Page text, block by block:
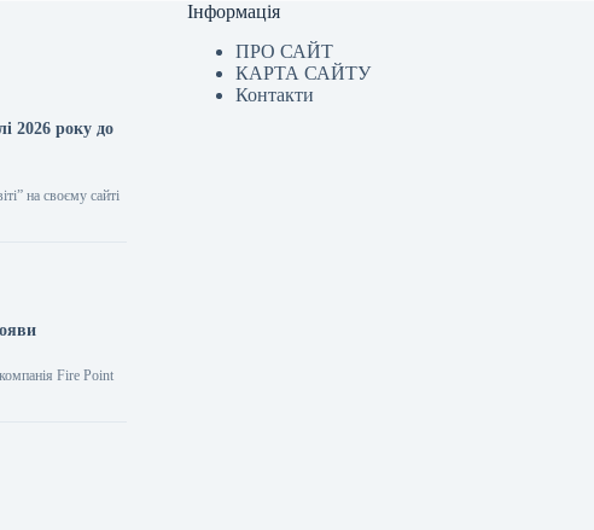
2026 року до
на своєму сайті
Fire Point
Інформація
ПРО САЙТ
КАРТА САЙТУ
Контакти